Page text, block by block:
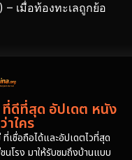
เมื่อท้องทะเลถูกย้อ
ดีที่สุด อัปเดต หนัง
าใคร
เชื่อถือได้และอัปเดตไวที่สุด
นโรง มาให้รับชมถึงบ้านแบบ